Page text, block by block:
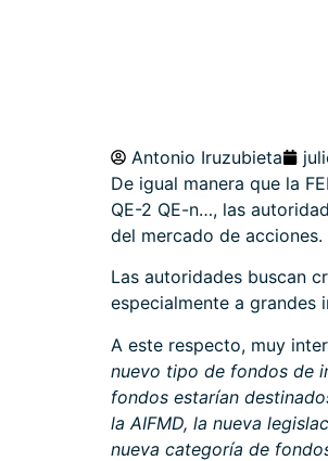
Antonio Iruzubieta
De igual manera que la
QE-2 QE-n…, las
del mercado de acciones.
Las autoridades buscan
especialmente a grandes
A este respecto, muy
nuevo tipo de fondos de
fondos estarían
la AIFMD, la nueva
nueva categoría de